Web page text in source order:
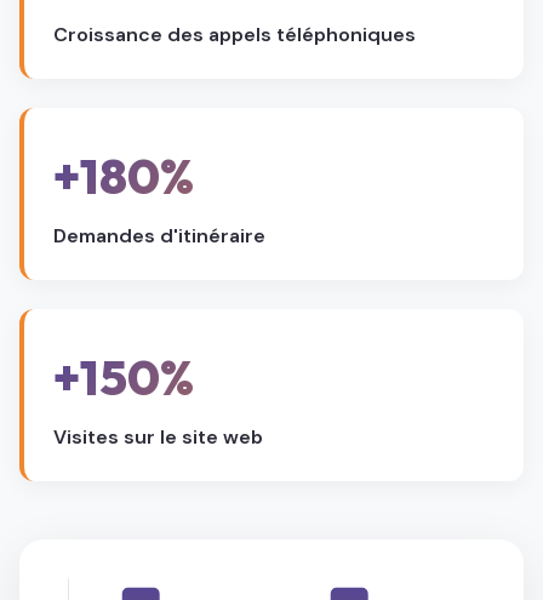
Croissance des appels téléphoniques
+180%
Demandes d'itinéraire
+150%
Visites sur le site web